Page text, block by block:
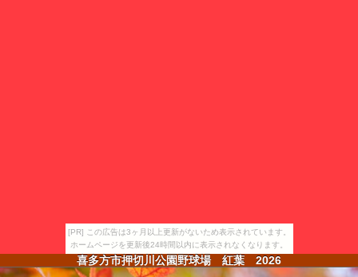
[PR] この広告は3ヶ月以上更新がないため表示されています。
ホームページを更新後24時間以内に表示されなくなります。
喜多方市押切川公園野球場 紅葉 2026